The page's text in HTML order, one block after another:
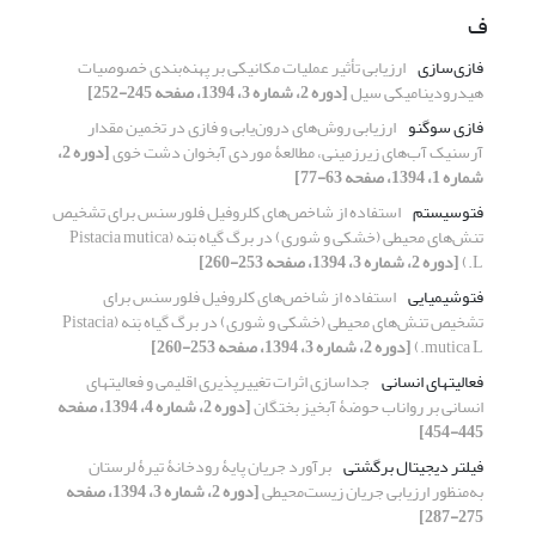
ف
فازی‌سازی‌ ارزیابی تأثیر عملیات مکانیکی بر پهنه‌بندی خصوصیات
هیدرودینامیکی سیل[دوره 2، شماره 3، 1394، صفحه 245-252]
فازی سوگنو ارزیابی روش‌های درون‌یابی و فازی در تخمین مقدار
آرسنیک آب‌های زیرزمینی، مطالعۀ موردی آبخوان دشت خوی [دوره 2،
شماره 1، 1394، صفحه 63-77]
فتوسیستم استفاده از شاخص‌های کلروفیل فلورسنس برای تشخیص
تنش‌های محیطی (خشکی و شوری) در برگ گیاه بَنه (Pistacia mutica
L.) [دوره 2، شماره 3، 1394، صفحه 253-260]
فتوشیمیایی‌ استفاده از شاخص‌های کلروفیل فلورسنس برای
تشخیص تنش‌های محیطی (خشکی و شوری) در برگ گیاه بَنه (Pistacia
mutica L.) [دوره 2، شماره 3، 1394، صفحه 253-260]
فعالیت‏های انسانی جدا‏سازی اثرات تغییر‌پذیری اقلیمی و فعالیت‏‏های
انسانی بر رواناب حوضۀ آبخیز بختگان [دوره 2، شماره 4، 1394، صفحه
445-454]
فیلتر دیجیتال برگشتی برآورد جریان پایۀ رودخانۀ تیرۀ لرستان
به‌منظور ارزیابی جریان زیست‌محیطی [دوره 2، شماره 3، 1394، صفحه
275-287]